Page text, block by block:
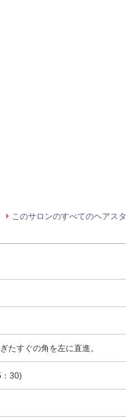
このサロンのすべてのヘアス
たすぐの角を左に直進。
30)